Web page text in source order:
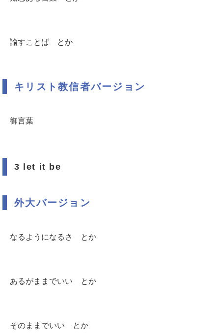
諭すことば とか
キリスト教信者バージョン
御言葉
3 let it be
外大バージョン
なるようになるさ とか
あるがままでいい とか
そのままでいい とか